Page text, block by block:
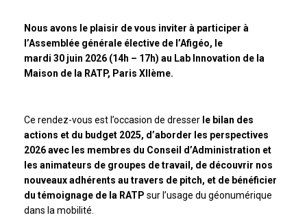
Nous avons le plaisir de vous inviter à participer à
l’Assemblée générale élective de l’Afigéo, le
mardi 30 juin 2026 (14h – 17h) au Lab Innovation de la
Maison de la RATP, Paris XIIème.
Ce rendez-vous est l’occasion de dresser le bilan des
actions et du budget 2025, d’aborder les perspectives
2026 avec les membres du Conseil d’Administration et
les animateurs de groupes de travail, de découvrir nos
nouveaux adhérents au travers de pitch, et de bénéficier
du témoignage de la RATP sur l’usage du géonumérique
dans la mobilité.